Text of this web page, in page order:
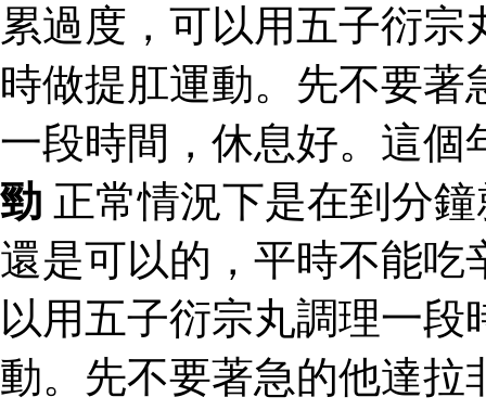
累過度，可以用五子衍
時做提肛運動。先不要
一段時間，休息好。這
勁 正常情況下是在到分
還是可以的，平時不能吃
以用五子衍宗丸調理一
動。先不要著急的他達拉